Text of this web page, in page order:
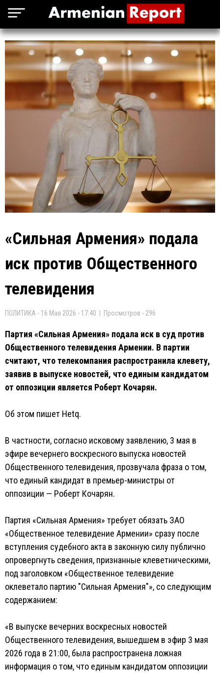
«Сильная Армения» подала
иск против Общественного
телевидения
ПОЛИТИКА - 16 Мая 2026 - 17:40 | Просмотров - 296
Партия «Сильная Армения» подала иск в суд против
Общественного телевидения Армении. В партии
считают, что телекомпания распространила клевету,
заявив в выпуске новостей, что единым кандидатом
от оппозиции является Роберт Кочарян.
Об этом пишет Hetq.
В частности, согласно исковому заявлению, 3 мая в
эфире вечернего воскресного выпуска новостей
Общественного телевидения, прозвучала фраза о том,
что единый кандидат в премьер-министры от
оппозиции — Роберт Кочарян.
Партия «Сильная Армения» требует обязать ЗАО
«Общественное телевидение Армении» сразу после
вступления судебного акта в законную силу публично
опровергнуть сведения, признанные клеветническими,
под заголовком «Общественное телевидение
оклеветало партию "Сильная Армения"», со следующим
содержанием:
«В выпуске вечерних воскресных новостей
Общественного телевидения, вышедшем в эфир 3 мая
2026 года в 21:00, была распространена ложная
информация о том, что единым кандидатом оппозиции